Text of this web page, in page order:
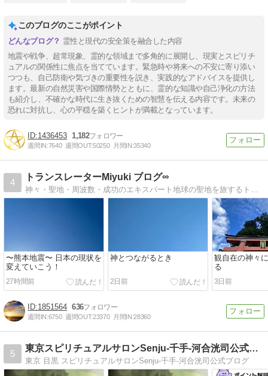
このブログのここがポイント
霊性と現代の安全策を融合した内容
地震や戦争、超常現象、霊的な領域まで多角的に展開し、現実とスピリチ
ュアルの関係性に焦点を当てています。緊急時や将来への不安に寄り添い
つつも、自己防衛や気づきの重要性を説き、実践的なアドバイスを提供し
ます。最新の自然災害や国際情勢とともに、霊的な知識や自己浄化の方法
も紹介し、不確かな時代に生き抜くための智慧を伝える内容です。未来の
恐れに対抗し、心の平穏を築くヒントが満載となっています。
1436453 1,182
週間IN:7640 週間OUT:50250 月間IN:35340
4
トランスレーターMiyuki ブログ∞
神々・聖地・周波数・成功のエキスパート地球の聖地を旅するトラベラー
〜熊本地震〜 日本の現状を
変えていこう！
27時間前
神とつながるとき
2日前
観自在の神々
る
3日前
1851564 636
週間IN:6750 週間OUT:23370 月間IN:28360
5
東京スピリチュアルサロンSenju-千手-河合洸司公式ブログ
東京 目黒 スピリチュアルサロンSenju-千手-河合洸司公式ブログ